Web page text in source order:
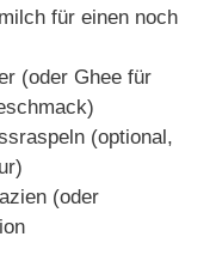
für einen noch
(oder Ghee für
(optional,
(oder